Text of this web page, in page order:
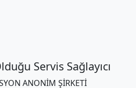
Servis Sağlayıcı
ANONİM ŞİRKETİ